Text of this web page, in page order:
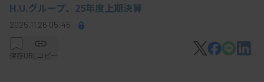
H.U.グループ、25年度上期決算
2025.11.26 05:45
保存URLコピー